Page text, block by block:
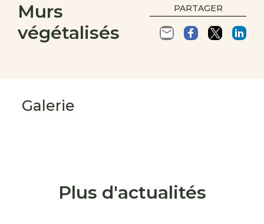
PARTAGER
Murs
végétalisés
Galerie
Plus d'actualités